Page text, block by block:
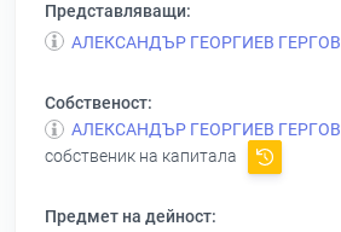
Представляващи:
АЛЕКСАНДЪР ГЕОРГИЕВ ГЕРГОВ
Собственост:
АЛЕКСАНДЪР ГЕОРГИЕВ ГЕРГОВ
собственик на капитала
Предмет на дейност: